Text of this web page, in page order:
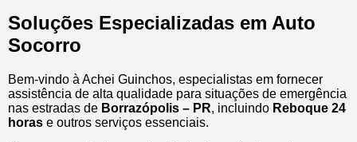
Soluções Especializadas em Auto
Socorro
Bem-vindo à Achei Guinchos, especialistas em fornecer
assistência de alta qualidade para situações de emergência
nas estradas de Borrazópolis – PR, incluindo Reboque 24
horas e outros serviços essenciais.